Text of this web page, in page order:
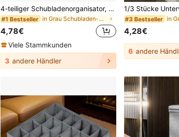
4-teiliger Schubladenorganisator, faltbarer Kleiderschrank Aufbewahrungsorganisator mit Korb und Stofforganizer-Box, zum Aufbewahren von Kleidung, Unterwäsche, BHs, Krawatten, Accessoires, Socken
#1 Bestseller in Grau Schubladen-Organizer
4,78€
Viele Stammkunden
3 andere Händler
#3 Bestseller
4,28€
6 andere